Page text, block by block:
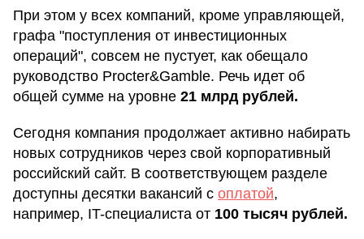
При этом у всех компаний, кроме управляющей,
графа "поступления от инвестиционных
операций", совсем не пустует, как обещало
руководство Procter&Gamble. Речь идет об
общей сумме на уровне 21 млрд рублей.
Сегодня компания продолжает активно набирать
новых сотрудников через свой корпоративный
российский сайт. В соответствующем разделе
доступны десятки вакансий с оплатой,
например, IT-специалиста от 100 тысяч рублей.